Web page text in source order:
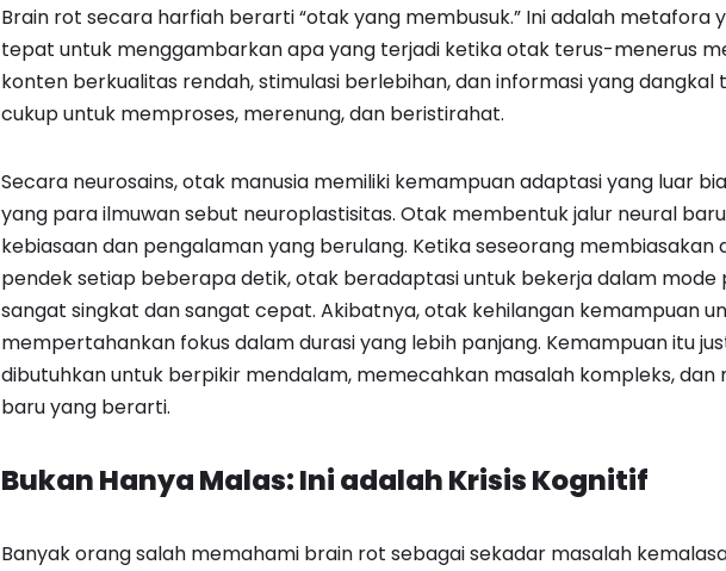
Brain rot secara harfiah berarti “otak yang membusuk.” Ini adalah metafora
tepat untuk menggambarkan apa yang terjadi ketika otak terus-menerus
konten berkualitas rendah, stimulasi berlebihan, dan informasi yang dangkal
cukup untuk memproses, merenung, dan beristirahat.
Secara neurosains, otak manusia memiliki kemampuan adaptasi yang luar
yang para ilmuwan sebut neuroplastisitas. Otak membentuk jalur neural
kebiasaan dan pengalaman yang berulang. Ketika seseorang membiasakan
pendek setiap beberapa detik, otak beradaptasi untuk bekerja dalam mode
sangat singkat dan sangat cepat. Akibatnya, otak kehilangan kemampuan
mempertahankan fokus dalam durasi yang lebih panjang. Kemampuan itu
dibutuhkan untuk berpikir mendalam, memecahkan masalah kompleks,
baru yang berarti.
Bukan Hanya Malas: Ini adalah Krisis Kognitif
Banyak orang salah memahami brain rot sebagai sekadar masalah